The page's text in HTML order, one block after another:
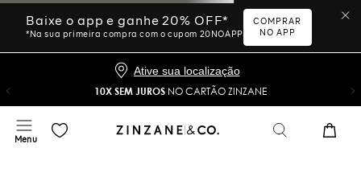
Ative sua localização
10X SEM JUROS NO CARTÃO ZINZANE